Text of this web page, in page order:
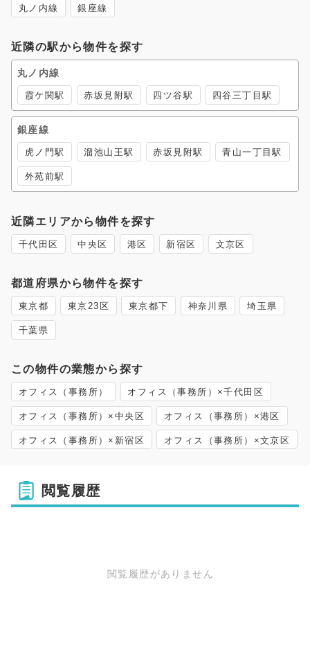
丸ノ内線 銀座線
近隣の駅から物件を探す
丸ノ内線
霞ケ関駅 赤坂見附駅 四ツ谷駅 四谷三丁目駅
銀座線
虎ノ門駅 溜池山王駅 赤坂見附駅 青山一丁目駅
外苑前駅
近隣エリアから物件を探す
千代田区 中央区 港区 新宿区 文京区
都道府県から物件を探す
東京都 東京23区 東京都下 神奈川県 埼玉県
千葉県
この物件の業態から探す
オフィス（事務所） オフィス（事務所）×千代田区
オフィス（事務所）×中央区 オフィス（事務所）×港区
オフィス（事務所）×新宿区 オフィス（事務所）×文京区
閲覧履歴
閲覧履歴がありません